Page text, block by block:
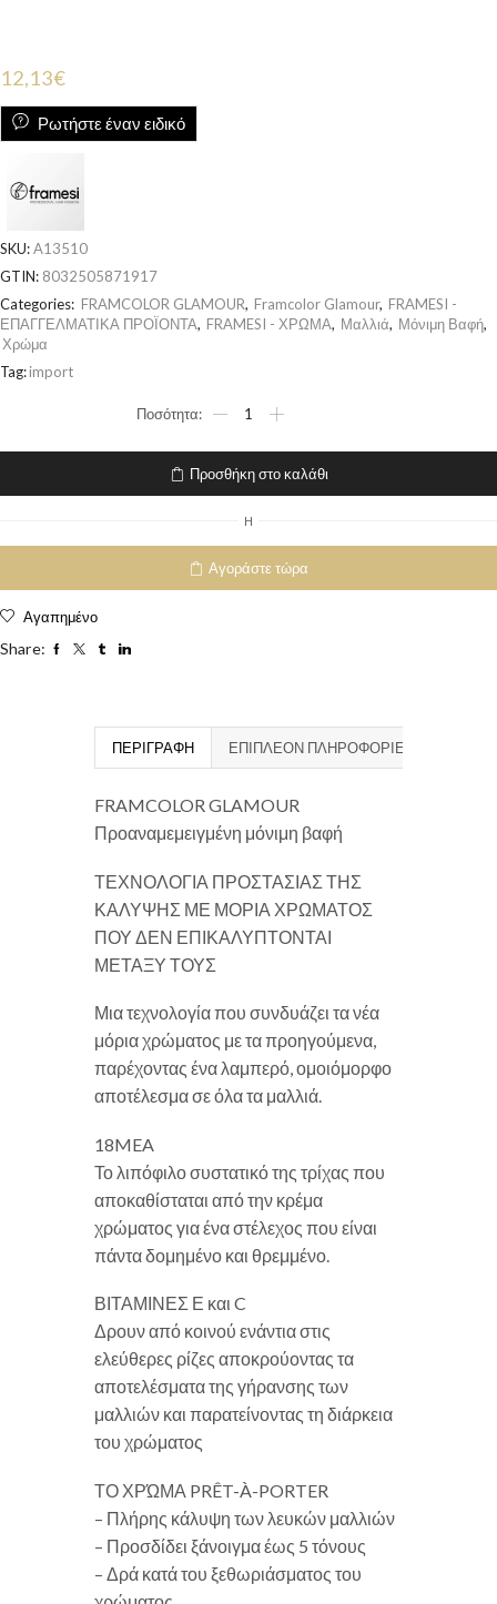
12,13€
Ρωτήστε έναν ειδικό
SKU:A13510
GTIN: 8032505871917
Categories: FRAMCOLOR GLAMOUR, Framcolor Glamour, FRAMESI -
ΕΠΑΓΓΕΛΜΑΤΙΚΑ ΠΡΟΪΟΝΤΑ, FRAMESI - ΧΡΩΜΑ, Μαλλιά, Μόνιμη Βαφή,
Χρώμα
Tag:import
Προσθήκη στο καλάθι
H
Αγοράστε τώρα
Αγαπημένο
Share:
ΠΕΡΙΓΡΑΦΉ ΕΠΙΠΛΈΟΝ ΠΛΗΡΟΦΟΡΊΕΣ
FRAMCOLOR GLAMOUR
Προαναμεμειγμένη μόνιμη βαφή
ΤΕΧΝΟΛΟΓΙΑ ΠΡΟΣΤΑΣΙΑΣ ΤΗΣ
ΚΑΛΥΨΗΣ ΜΕ ΜΟΡΙΑ ΧΡΩΜΑΤΟΣ
ΠΟΥ ΔΕΝ ΕΠΙΚΑΛΥΠΤΟΝΤΑΙ
ΜΕΤΑΞΥ ΤΟΥΣ
Μια τεχνολογία που συνδυάζει τα νέα
μόρια χρώματος με τα προηγούμενα,
παρέχοντας ένα λαμπερό, ομοιόμορφο
αποτέλεσμα σε όλα τα μαλλιά.
18MEA
Το λιπόφιλο συστατικό της τρίχας που
αποκαθίσταται από την κρέμα
χρώματος για ένα στέλεχος που είναι
πάντα δομημένο και θρεμμένο.
ΒΙΤΑΜΙΝΕΣ Ε και C
Δρουν από κοινού ενάντια στις
ελεύθερες ρίζες αποκρούοντας τα
αποτελέσματα της γήρανσης των
μαλλιών και παρατείνοντας τη διάρκεια
του χρώματος
ΤΟ ΧΡΏΜΑ PRÊT-À-PORTER
– Πλήρης κάλυψη των λευκών μαλλιών
– Προσδίδει ξάνοιγμα έως 5 τόνους
– Δρά κατά του ξεθωριάσματος του